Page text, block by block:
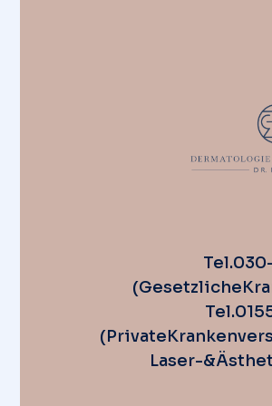
Tel. 030
(Gesetzliche
Tel.
(Private
Laser-&